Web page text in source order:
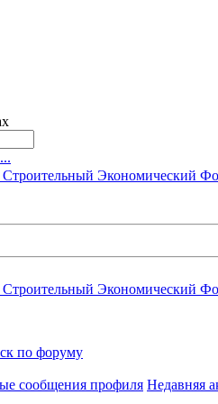
по форуму
сообщения профиля Недавняя